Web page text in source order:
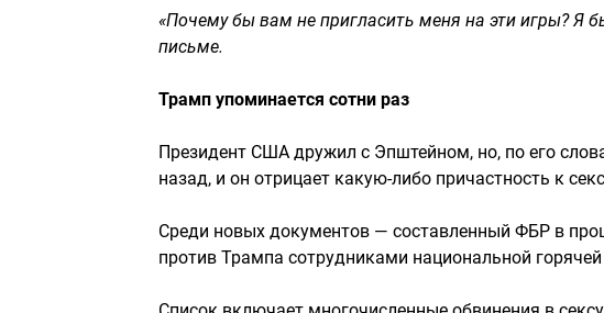
«Почему бы вам не пригласить меня на эти игры? Я
письме.
Трамп упоминается сотни раз
Президент США дружил с Эпштейном, но, по его
назад, и он отрицает какую-либо причастность к
Среди новых документов — составленный ФБР в
против Трампа сотрудниками национальной